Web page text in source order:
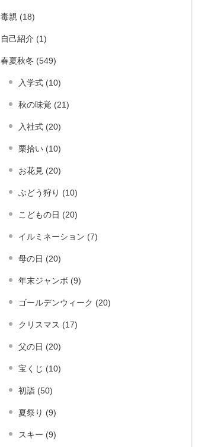
毒親 (18)
自己紹介 (1)
春夏秋冬 (549)
入学式 (10)
秋の味覚 (21)
入社式 (20)
栗拾い (10)
お花見 (20)
ぶどう狩り (10)
こどもの日 (20)
イルミネーション (7)
母の日 (20)
年末ジャンボ (9)
ゴールデンウィーク (20)
クリスマス (17)
父の日 (20)
宝くじ (10)
初詣 (50)
夏祭り (9)
スキー (9)